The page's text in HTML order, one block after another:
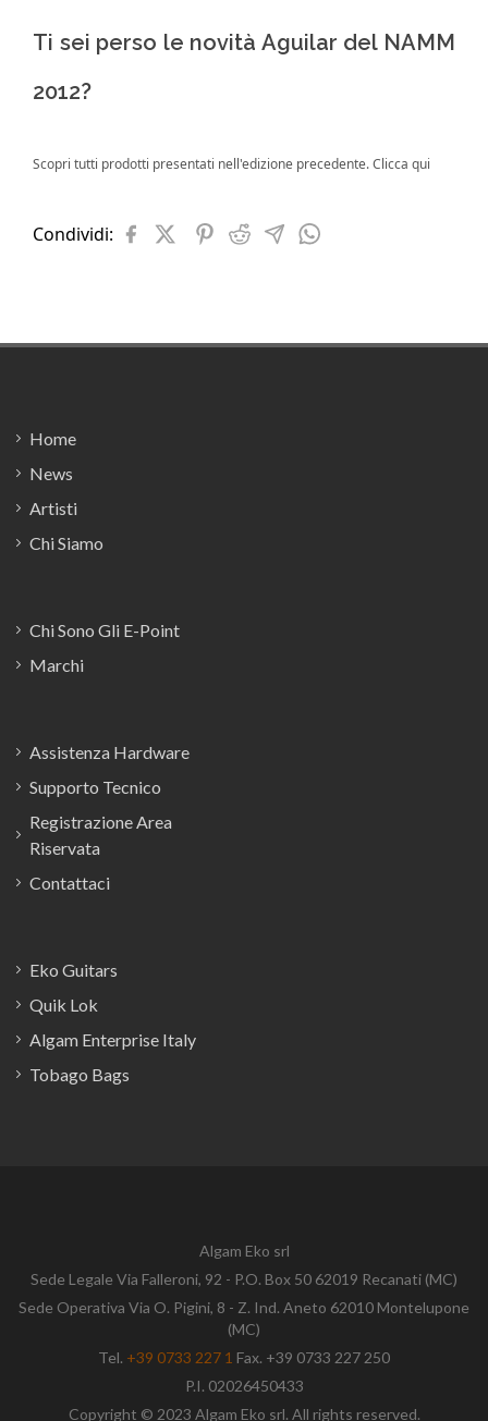
Ti sei perso le novità Aguilar del NAMM
2012?
Scopri tutti prodotti presentati nell'edizione precedente.Clicca qui
Condividi:
Home
News
Artisti
Chi Siamo
Chi Sono Gli E-Point
Marchi
Assistenza Hardware
Supporto Tecnico
Registrazione Area
Riservata
Contattaci
Eko Guitars
Quik Lok
Algam Enterprise Italy
Tobago Bags
Algam Eko srl
Sede Legale Via Falleroni, 92 - P.O. Box 50 62019 Recanati (MC)
Sede Operativa Via O. Pigini, 8 - Z. Ind. Aneto 62010 Montelupone
(MC)
Tel. +39 0733 227 1 Fax. +39 0733 227 250
P.I. 02026450433
Copyright © 2023 Algam Eko srl. All rights reserved.